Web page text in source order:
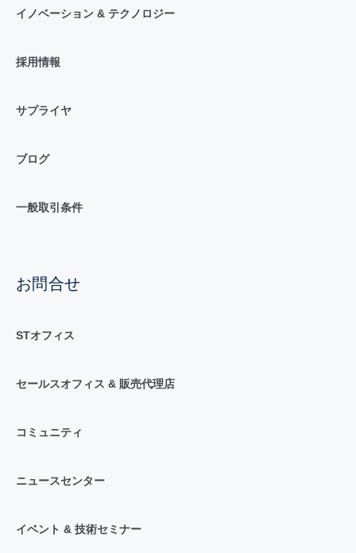
イノベーション & テクノロジー
採用情報
サプライヤ
ブログ
一般取引条件
お問合せ
STオフィス
セールスオフィス & 販売代理店
コミュニティ
ニュースセンター
イベント & 技術セミナー